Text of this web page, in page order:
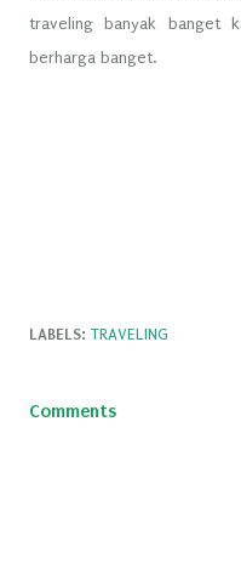
traveling banyak banget
berharga banget.
LABELS: TRAVELING
Comments